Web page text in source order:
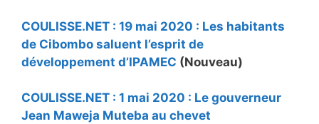
COULISSE.NET : 19 mai 2020 : Les habitants
de Cibombo saluent l’esprit de
développement d’IPAMEC (Nouveau)
COULISSE.NET : 1 mai 2020 : Le gouverneur
Jean Maweja Muteba au chevet